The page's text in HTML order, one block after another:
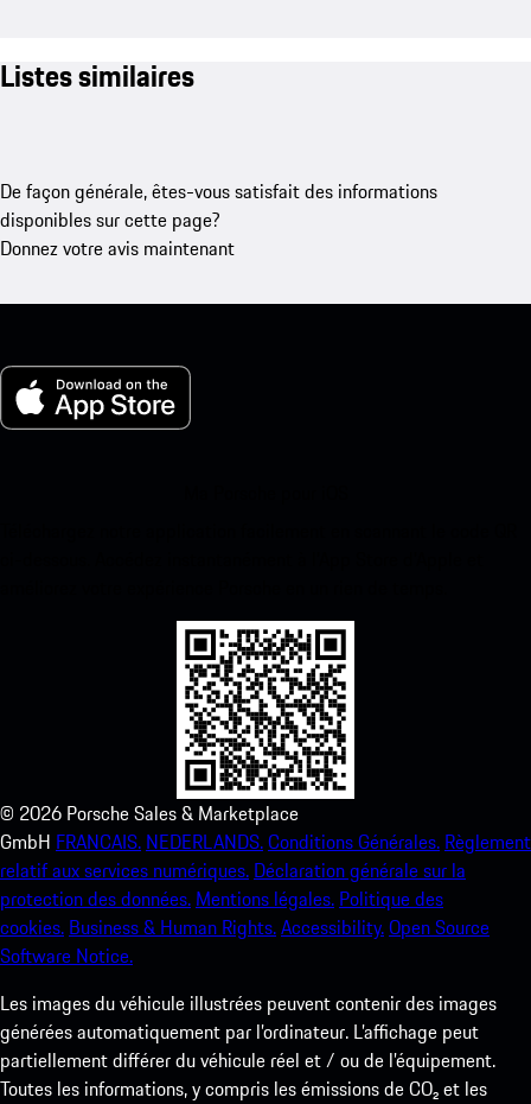
Listes similaires
De façon générale, êtes-vous satisfait des informations
disponibles sur cette page?
Donnez votre avis maintenant
© 2026 Porsche Sales & Marketplace
GmbH FRANCAIS. NEDERLANDS.Conditions Générales. Règlement
relatif aux services numériques. Déclaration générale sur la
protection des données. Mentions légales. Politique des
cookies. Business & Human Rights.Accessibility.Open Source
Software Notice.
Les images du véhicule illustrées peuvent contenir des images
générées automatiquement par l’ordinateur. L’affichage peut
partiellement différer du véhicule réel et / ou de l’équipement.
Toutes les informations, y compris les émissions de CO₂ et les